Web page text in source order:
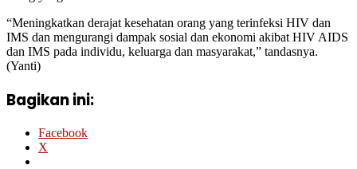
“Meningkatkan derajat kesehatan orang yang terinfeksi HIV dan
IMS dan mengurangi dampak sosial dan ekonomi akibat HIV AIDS
dan IMS pada individu, keluarga dan masyarakat,” tandasnya.
(Yanti)
Bagikan ini:
Facebook
X